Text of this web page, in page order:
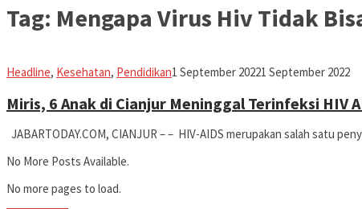
Tag: Mengapa Virus Hiv Tidak
Headline, Kesehatan, PendidikanIman
1 September 20221 September 2022
Miris, 6 Anak di Cianjur Meninggal Terinfeksi HIV
JABARTODAY.COM, CIANJUR – – HIV-AIDS merupakan salah satu
No More Posts Available.
No more pages to load.